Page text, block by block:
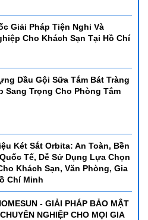
Giải Pháp Tiện Nghi Và
Cho Khách Sạn Tại Hồ Chí
Dầu Gội Sữa Tắm Bát Tràng
Sang Trọng Cho Phòng Tắm
Két Sắt Orbita: An Toàn, Bền
Tế, Dễ Sử Dụng Lựa Chọn
Khách Sạn, Văn Phòng, Gia
Chí Minh
- GIẢI PHÁP BẢO MẬT
NGHIỆP CHO MỌI GIA